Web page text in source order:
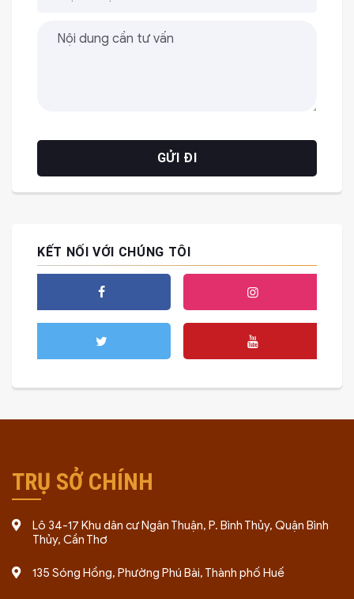
KẾT NỐI VỚI CHÚNG TÔI
TRỤ SỞ CHÍNH
Lô 34-17 Khu dân cư Ngân Thuận, P. Bình Thủy, Quận Bình
Thủy, Cần Thơ
135 Sóng Hồng, Phường Phú Bài, Thành phố Huế